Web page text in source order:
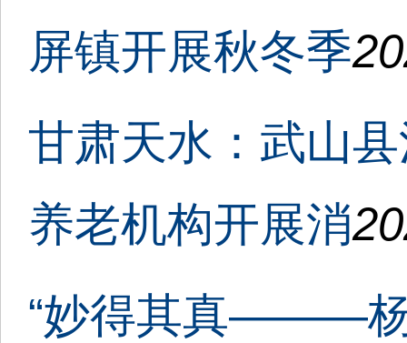
屏镇开展秋冬季
甘肃天水：武山
养老机构开展消
“妙得其真———杨